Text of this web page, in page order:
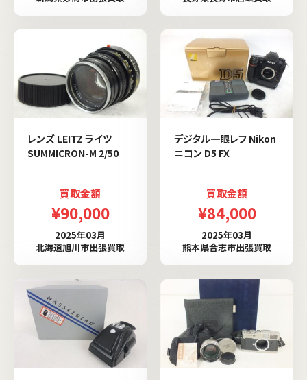
レンズ LEITZ ライツ
SUMMICRON-M 2/50
買取金額
¥90,000
2025年03月
北海道旭川市出張買取
デジタル一眼レフ Nikon
ニコン D5 FX
買取金額
¥84,000
2025年03月
熊本県合志市出張買取